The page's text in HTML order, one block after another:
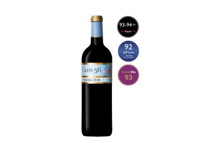
Kontakty
Vinné zážitky